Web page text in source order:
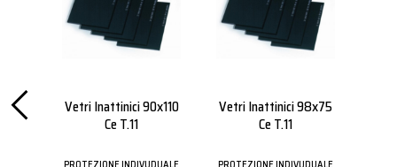
Vetri Inattinici 90x110
Ce T.11
Vetri Inattinici 98x75
Ce T.11